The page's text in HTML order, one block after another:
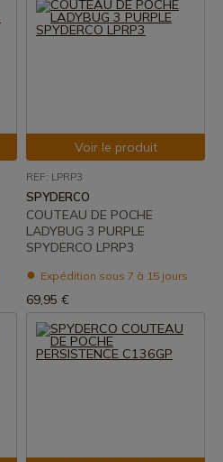
Voir le produit
REF: LPRP3
SPYDERCO
COUTEAU DE POCHE
LADYBUG 3 PURPLE
SPYDERCO LPRP3
Expédition sous 7 à 15 jours
69,95 €